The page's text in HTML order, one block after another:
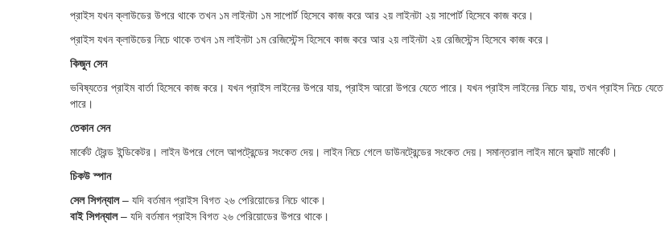
প্রাইস যখন ক্লাউডের উপরে থাকে তখন ১ম লাইনটা ১ম সাপোর্ট হিসেবে কাজ করে আর ২য় লাইনটা ২য় সাপোর্ট হিসেবে কাজ করে।
প্রাইস যখন ক্লাউডের নিচে থাকে তখন ১ম লাইনটা ১ম রেজিস্টেন্স হিসেবে কাজ করে আর ২য় লাইনটা ২য় রেজিস্টেন্স হিসেবে কাজ করে।
কিজুন সেন
ভবিষ্যতের প্রাইম বার্তা হিসেবে কাজ করে। যখন প্রাইস লাইনের উপরে যায়, প্রাইস আরো উপরে যেতে পারে। যখন প্রাইস লাইনের নিচে যায়, তখন প্রাইস নিচে যেতে
পারে।
তেকান সেন
মার্কেট ট্রেন্ড ইন্ডিকেটর। লাইন উপরে গেলে আপট্রেন্ডের সংকেত দেয়। লাইন নিচে গেলে ডাউনট্রেন্ডের সংকেত দেয়। সমান্তরাল লাইন মানে ফ্ল্যাট মার্কেট।
চিকউ স্পান
সেল সিগন্যাল– যদি বর্তমান প্রাইস বিগত ২৬ পেরিয়োডের নিচে থাকে।
বাই সিগন্যাল– যদি বর্তমান প্রাইস বিগত ২৬ পেরিয়োডের উপরে থাকে।